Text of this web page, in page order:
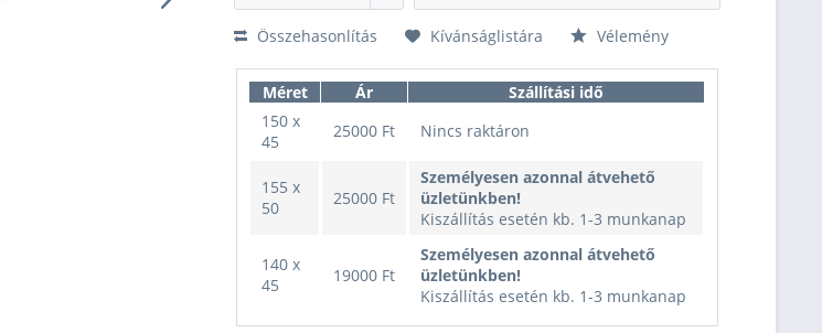
Összehasonlítás Kívánságlistára Vélemény
Méret Ár
Szállítási idő
150 x
45
25000 Ft Nincs raktáron
155 x
50
25000 Ft
Személyesen azonnal átvehető
üzletünkben!
Kiszállítás esetén kb. 1-3 munkanap
140 x
45
19000 Ft
Személyesen azonnal átvehető
üzletünkben!
Kiszállítás esetén kb. 1-3 munkanap